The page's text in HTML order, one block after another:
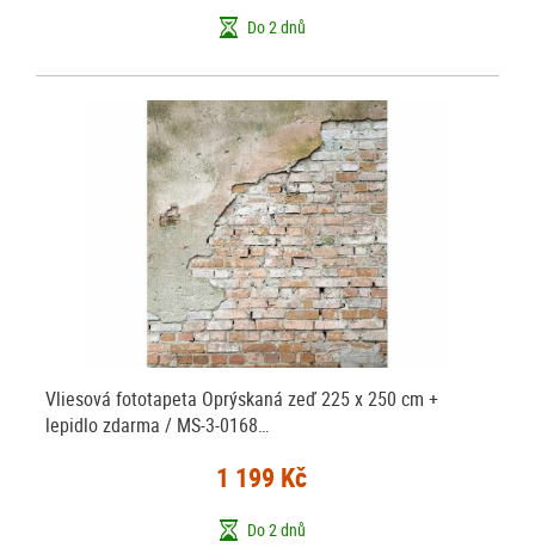
Do 2 dnů
Vliesová fototapeta Oprýskaná zeď 225 x 250 cm +
lepidlo zdarma / MS-3-0168…
1 199 Kč
Do 2 dnů